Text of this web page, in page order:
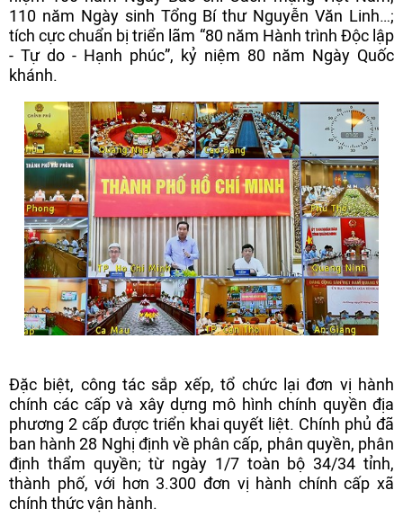
110 năm Ngày sinh Tổng Bí thư Nguyễn Văn Linh…;
tích cực chuẩn bị triển lãm “80 năm Hành trình Độc lập
- Tự do - Hạnh phúc”, kỷ niệm 80 năm Ngày Quốc
khánh.
Đặc biệt, công tác sắp xếp, tổ chức lại đơn vị hành
chính các cấp và xây dựng mô hình chính quyền địa
phương 2 cấp được triển khai quyết liệt. Chính phủ đã
ban hành 28 Nghị định về phân cấp, phân quyền, phân
định thẩm quyền; từ ngày 1/7 toàn bộ 34/34 tỉnh,
thành phố, với hơn 3.300 đơn vị hành chính cấp xã
chính thức vận hành.